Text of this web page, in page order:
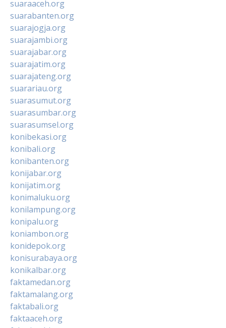
suaraaceh.org
suarabanten.org
suarajogja.org
suarajambi.org
suarajabar.org
suarajatim.org
suarajateng.org
suarariau.org
suarasumut.org
suarasumbar.org
suarasumsel.org
konibekasi.org
konibali.org
konibanten.org
konijabar.org
konijatim.org
konimaluku.org
konilampung.org
konipalu.org
koniambon.org
konidepok.org
konisurabaya.org
konikalbar.org
faktamedan.org
faktamalang.org
faktabali.org
faktaaceh.org